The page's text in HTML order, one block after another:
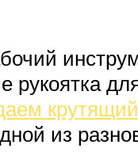
рукоятка
из